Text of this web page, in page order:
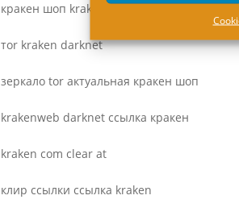
кракен шоп kra­kenon­i­on com
тоr kra­ken darknet
зеркало tor актуальная кракен шоп
kra­ken­web dark­net ссылка кракен
kra­ken com clear at
клир ссылки ссылка kraken